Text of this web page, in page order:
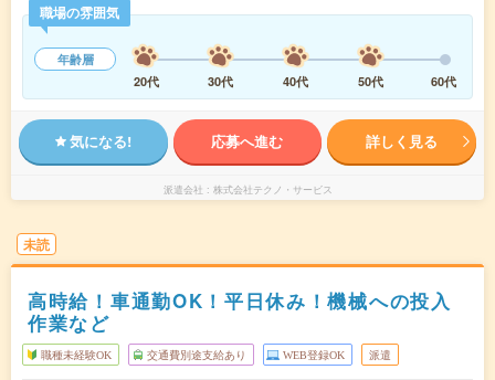
職場の雰囲気
年齢層
20代
30代 40代 50代 60代
気になる! 応募へ進む 詳しく見る
派遣会社 株式会社テクノ・サービス
未読
高時給！車通勤OK！平日休み！機械への投入
作業など
職種未経験OK 交通費別途支給あり WEB登録OK 派遣